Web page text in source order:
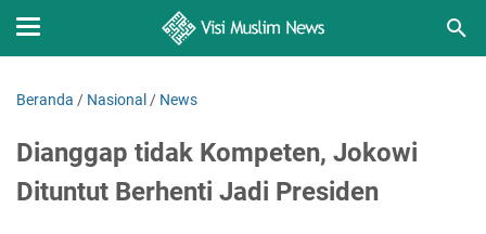
Beranda / Nasional / News
Dianggap tidak Kompeten, Jokowi
Dituntut Berhenti Jadi Presiden